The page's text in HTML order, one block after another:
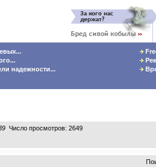
надежности...
Число просмотров: 2649